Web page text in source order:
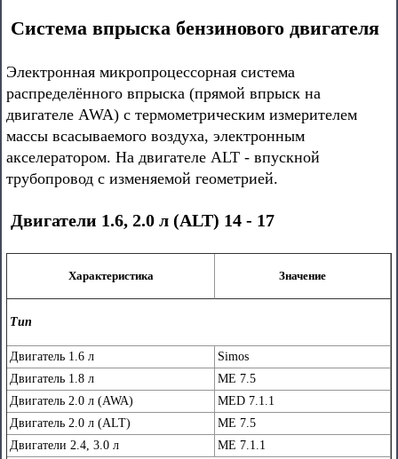
Система впрыска бензинового двигателя
Электронная микропроцессорная система
распределённого впрыска (прямой впрыск на
двигателе AWA) с термометрическим измерителем
массы всасываемого воздуха, электронным
акселератором. На двигателе ALT - впускной
трубопровод с изменяемой геометрией.
Двигатели 1.6, 2.0 л (ALT) 14 - 17
Характеристика Значение
Тип
Двигатель 1.6 л
Simos
Двигатель 1.8 л
ME 7.5
Двигатель 2.0 л (AWA)
MED 7.1.1
Двигатель 2.0 л (ALT)
ME 7.5
Двигатели 2.4, 3.0 л
ME 7.1.1